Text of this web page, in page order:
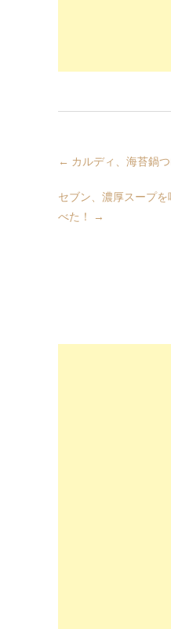
← カルディ、海苔鍋
セブン、濃厚スープ
べた！
→